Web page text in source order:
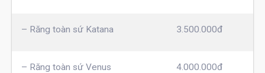
– Răng toàn sứ Katana 3.500.000đ
– Răng toàn sứ Venus 4.000.000đ